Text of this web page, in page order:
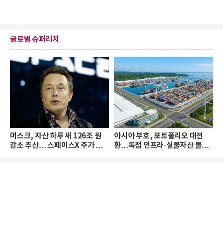
글로벌 슈퍼리치
머스크, 자산 하루 새 126조 원
감소 추산… 스페이스X 주가 하
아시아 부호, 포트폴리오 대전
환…독점 인프라·실물자산 몰린